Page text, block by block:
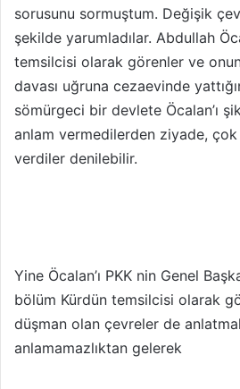
sorusunu sormuştum. Değişik
şekilde yarumladılar. Abdullah
temsilcisi olarak görenler ve onun
davası uğruna cezaevinde
sömürgeci bir devlete Öcalan’ı
anlam vermedilerden ziyade,
verdiler denilebilir.
Yine Öcalan’ı PKK nin Genel
bölüm Kürdün temsilcisi olarak
düşman olan çevreler de
anlamamazlıktan gelerek